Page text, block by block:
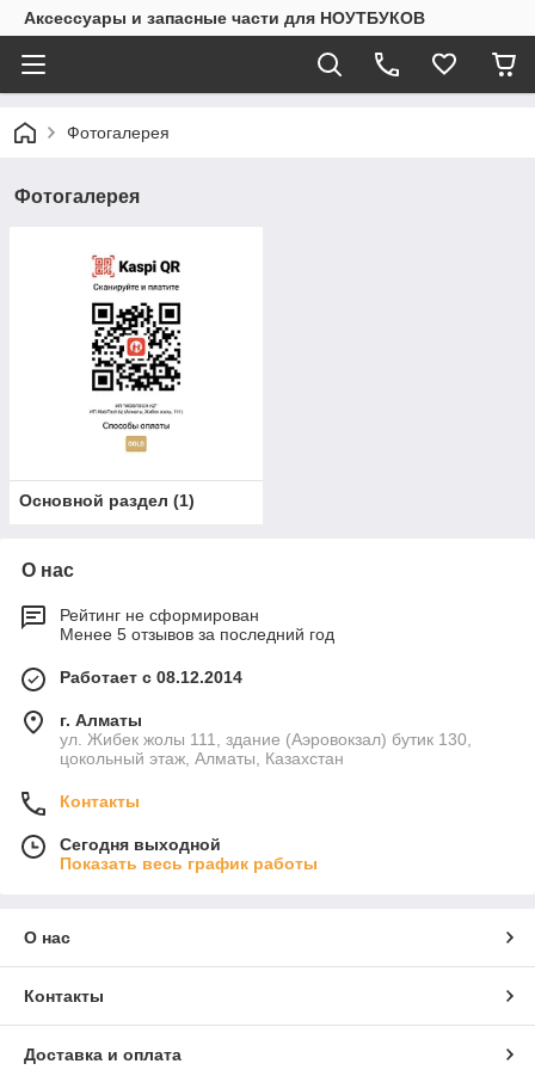
Аксессуары и запасные части для НОУТБУКОВ
Фотогалерея
Фотогалерея
Основной раздел (1)
О нас
Рейтинг не сформирован
Менее 5 отзывов за последний год
Работает с 08.12.2014
г. Алматы
ул. Жибек жолы 111, здание (Аэровокзал) бутик 130,
цокольный этаж, Алматы, Казахстан
Контакты
Сегодня выходной
Показать весь график работы
О нас
Контакты
Доставка и оплата